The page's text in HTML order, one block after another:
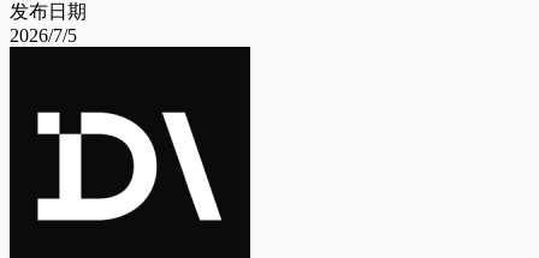
发布日期
2026/7/5